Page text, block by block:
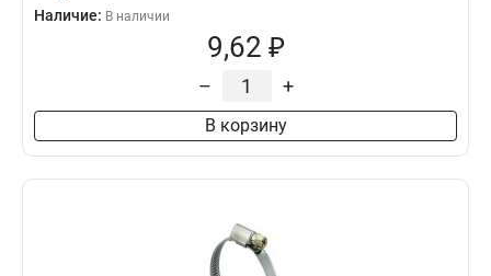
Наличие: В наличии
9,62 ₽
– +
В корзину